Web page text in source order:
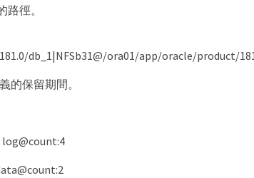
徑。
db_1|NFSb31@/ora01/app/oracle/product/
的保留期間。